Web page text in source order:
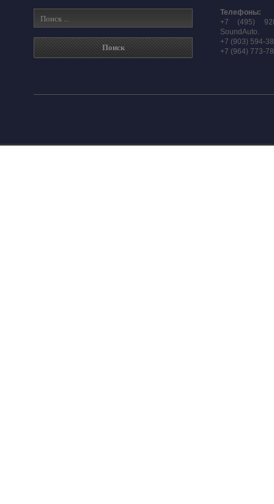
Телефоны:
+7 (495)
SoundAuto.
+7 (903) 594-
+7 (964) 773-